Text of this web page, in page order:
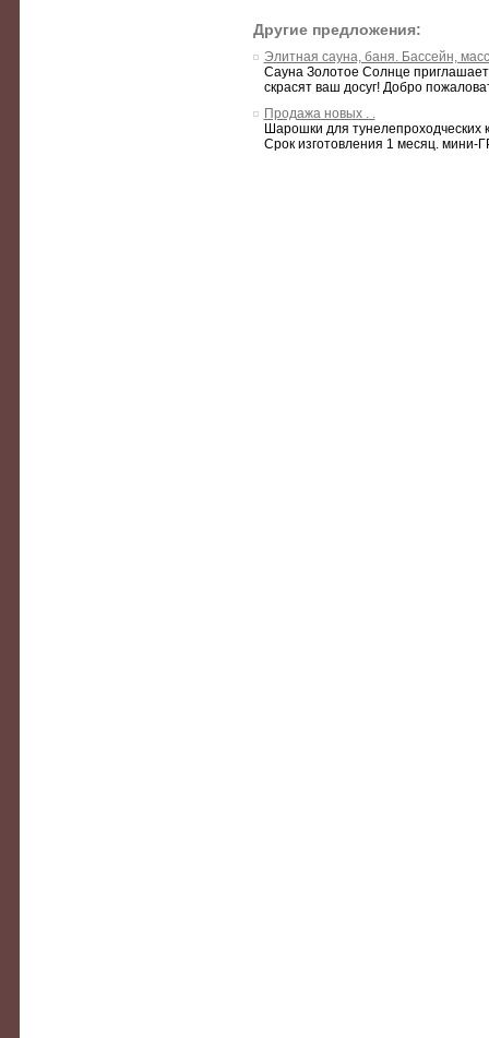
Другие предложения:
Элитная сауна, баня. Бассейн,
Сауна Золотое Солнце приглашает
скрасят ваш досуг! Добро
Продажа новых . .
Шарошки для тунелепроходческих
Срок изготовления 1 месяц. мини-